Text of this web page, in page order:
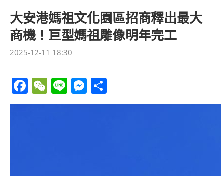
大安港媽祖文化園區招商釋出最大
商機！巨型媽祖雕像明年完工
2025-12-11 18:30
Facebook
WeChat
LineMessenger
享